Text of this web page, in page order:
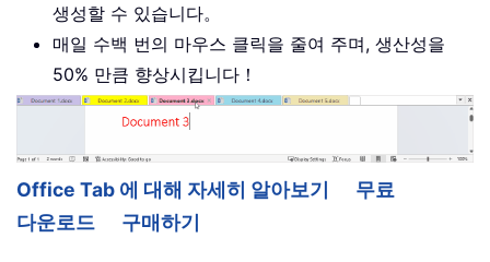
생성할 수 있습니다。
매일 수백 번의 마우스 클릭을 줄여 주며, 생산성을
50% 만큼 향상시킵니다！
Office Tab 에 대해 자세히 알아보기
무료
다운로드
구매하기